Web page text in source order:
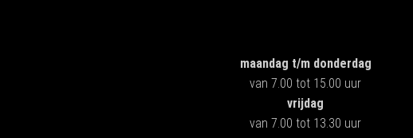
maandag t/m donderdag
van 7.00 tot 15.00 uur
vrijdag
van 7.00 tot 13.30 uur